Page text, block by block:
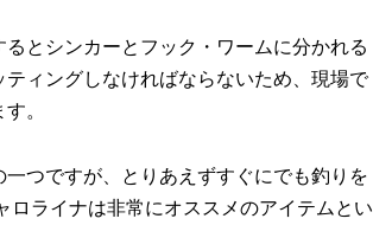
とシンカーとフック・ワームに分かれる
ィングしなければならないため、現場で
。
つですが、とりあえずすぐにでも釣りを
ロライナは非常にオススメのアイテムとい